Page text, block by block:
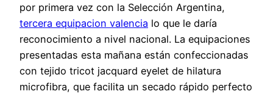
por primera vez con la Selección Argentina,
tercera equipacion valencia lo que le daría
reconocimiento a nivel nacional. La equipaciones
presentadas esta mañana están confeccionadas
con tejido tricot jacquard eyelet de hilatura
microfibra, que facilita un secado rápido perfecto